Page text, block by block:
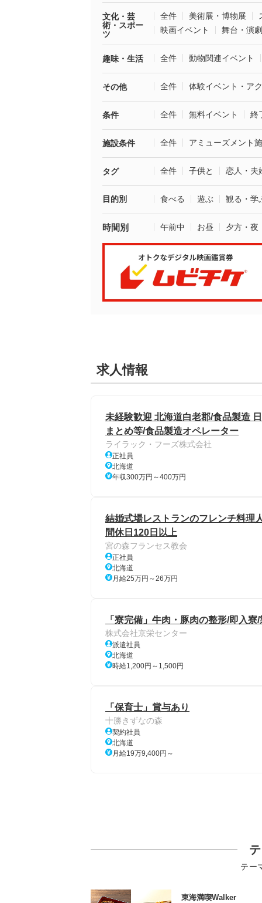
文化・芸
術・スポー
ツ
全件 美術展・博物展
映画イベント
舞台・演劇
趣味・生活 全件 動物関連イベント
その他 全件 体験イベント・ア
条件 全件 無料イベント 終
施設条件 全件 アミューズメント
タグ 全件 子供と 恋人・夫
目的別 食べる 遊ぶ 観る・学
時間別 午前中 お昼 夕方・夜
求人情報
未経験歓迎 北海道白老郡/食品製造
まとめ等/食品製造オペレーター
ライラック・フーズ株式会社
正社員
北海道
年収300万円～400万円
結婚式場レストランのフレンチ料理
間休日120日以上
宮の森フランセス教会
正社員
北海道
月給25万円～26万円
「寮完備」牛肉・豚肉の整形/即入
株式会社京栄センター
派遣社員
北海道
時給1,200円～1,500円
「保育士」賞与あり
十勝きずなの森
契約社員
北海道
月給19万9,400円～
テー
東海満喫Walker